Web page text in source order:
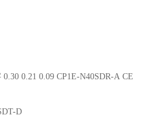
0.21 0.09 CP1E-N40SDR-A CE
D